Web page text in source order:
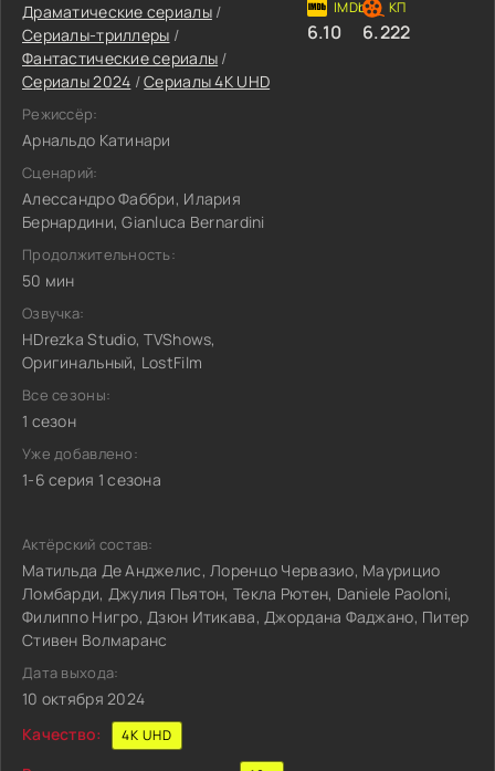
Драматические сериалы/
Сериалы-триллеры /
Фантастические сериалы /
Сериалы 2024 /Сериалы 4K UHD
Режиссёр:
Арнальдо Катинари
Сценарий:
Алессандро Фаббри, Илария
Бернардини, Gianluca Bernardini
Продолжительность:
50 мин
Озвучка:
HDrezka Studio, TVShows,
Оригинальный, LostFilm
Все сезоны:
1 сезон
Уже добавлено:
1-6 серия 1 сезона
6.10 6.222
Актёрский состав:
Матильда Де Анджелис, Лоренцо Червазио, Маурицио
Ломбарди, Джулия Пьятон, Текла Рютен, Daniele Paoloni,
Филиппо Нигро, Дзюн Итикава, Джордана Фаджано, Питер
Стивен Волмаранс
Дата выхода:
10 октября 2024
Качество:
4K UHD